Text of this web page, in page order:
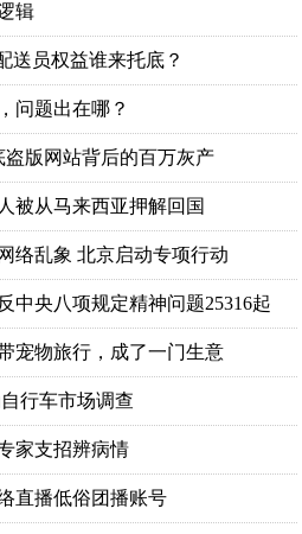
辑
送员权益谁来托底？
问题出在哪？
版网站背后的百万灰产
被从马来西亚押解回国
络乱象 北京启动专项行动
中央八项规定精神问题25316起
宠物旅行，成了一门生意
行车市场调查
家支招辨病情
直播低俗团播账号